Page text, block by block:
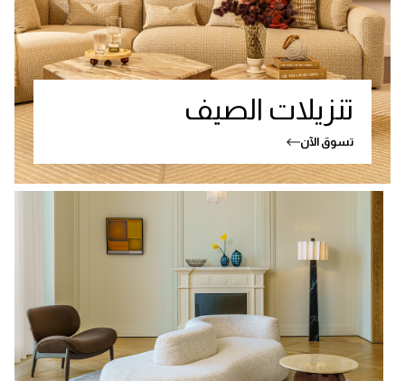
تنزيلات الصيف
تسوق الآن